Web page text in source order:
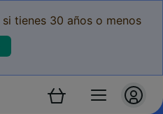
si tienes 30 años o menos